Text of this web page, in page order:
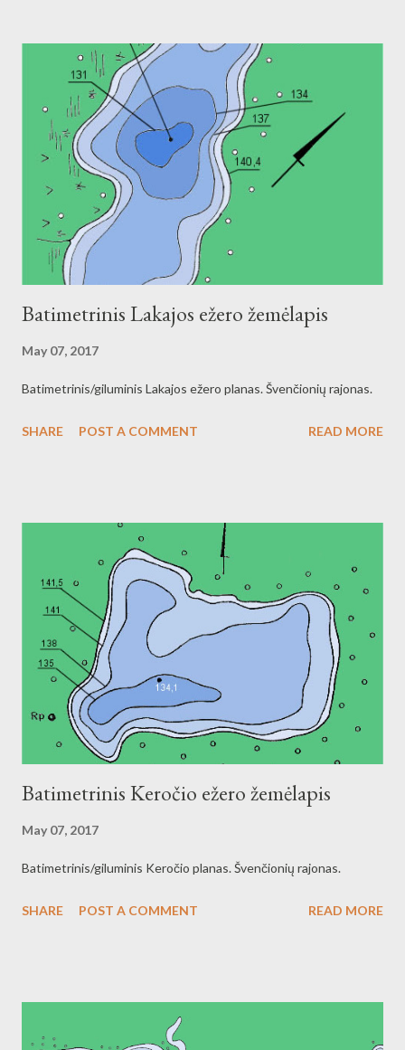
Batimetrinis Lakajos ežero žemėlapis
May 07, 2017
Batimetrinis/giluminis Lakajos ežero planas. Švenčionių rajonas.
SHARE POST A COMMENT READ MORE
Batimetrinis Keročio ežero žemėlapis
May 07, 2017
Batimetrinis/giluminis Keročio planas. Švenčionių rajonas.
SHARE POST A COMMENT READ MORE